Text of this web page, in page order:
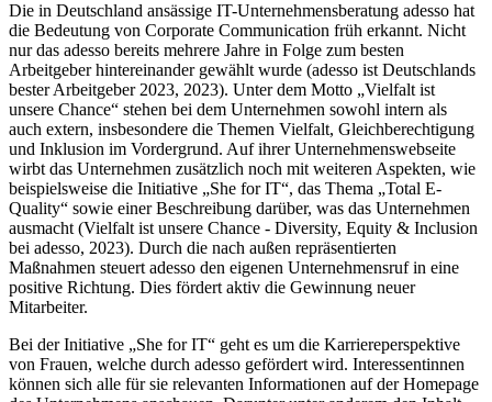
Die in Deutschland ansässige IT-Unternehmensberatung adesso hat
die Bedeutung von Corporate Communication früh erkannt. Nicht
nur das adesso bereits mehrere Jahre in Folge zum besten
Arbeitgeber hintereinander gewählt wurde (adesso ist Deutschlands
bester Arbeitgeber 2023, 2023). Unter dem Motto „Vielfalt ist
unsere Chance“ stehen bei dem Unternehmen sowohl intern als
auch extern, insbesondere die Themen Vielfalt, Gleichberechtigung
und Inklusion im Vordergrund. Auf ihrer Unternehmenswebseite
wirbt das Unternehmen zusätzlich noch mit weiteren Aspekten, wie
beispielsweise die Initiative „She for IT“, das Thema „Total E-
Quality“ sowie einer Beschreibung darüber, was das Unternehmen
ausmacht (Vielfalt ist unsere Chance - Diversity, Equity & Inclusion
bei adesso, 2023). Durch die nach außen repräsentierten
Maßnahmen steuert adesso den eigenen Unternehmensruf in eine
positive Richtung. Dies fördert aktiv die Gewinnung neuer
Mitarbeiter.
Bei der Initiative „She for IT“ geht es um die Karriereperspektive
von Frauen, welche durch adesso gefördert wird. Interessentinnen
können sich alle für sie relevanten Informationen auf der Homepage